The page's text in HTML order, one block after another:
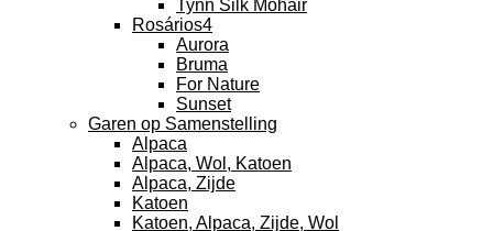
Tynn Silk Mohair
Rosários4
Aurora
Bruma
For Nature
Sunset
Garen op Samenstelling
Alpaca
Alpaca, Wol, Katoen
Alpaca, Zijde
Katoen
Katoen, Alpaca, Zijde, Wol